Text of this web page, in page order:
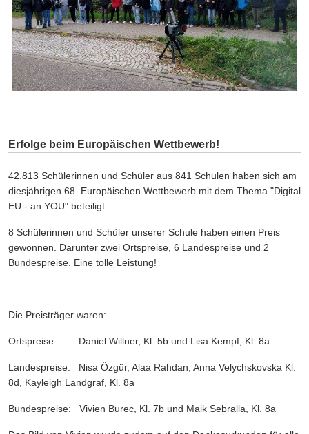
Erfolge beim Europäischen Wettbewerb!
42.813 Schülerinnen und Schüler aus 841 Schulen haben sich am
diesjährigen 68. Europäischen Wettbewerb mit dem Thema "Digital
EU - an YOU" beteiligt.
8 Schülerinnen und Schüler unserer Schule haben einen Preis
gewonnen. Darunter zwei Ortspreise, 6 Landespreise und 2
Bundespreise. Eine tolle Leistung!
Die Preisträger waren:
Ortspreise: Daniel Willner, Kl. 5b und Lisa Kempf, Kl. 8a
Landespreise: Nisa Özgür, Alaa Rahdan, Anna Velychskovska Kl.
8d, Kayleigh Landgraf, Kl. 8a
Bundespreise: Vivien Burec, Kl. 7b und Maik Sebralla, Kl. 8a